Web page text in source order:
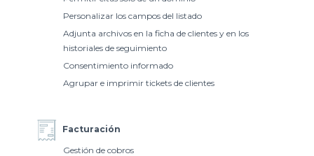
Personalizar los campos del listado
Adjunta archivos en la ficha de clientes y en los
historiales de seguimiento
Consentimiento informado
Agrupar e imprimir tickets de clientes
Facturación
Gestión de cobros